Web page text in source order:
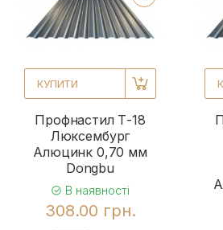
КУПИТИ
Профнастил Т-18
Люксембург
Алюцинк 0,70 мм
Dongbu
В наявності
308.00 грн.